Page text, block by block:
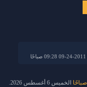
الخميس 6 أغسطس 2026.